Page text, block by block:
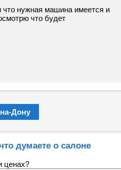
что нужная машина имеется и
что будет
Дону
думаете о салоне
ценах?